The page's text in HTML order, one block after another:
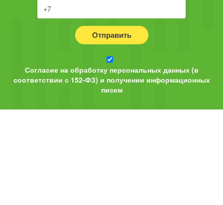
Отправить
Согласие на обработку персональных данных (в
соответствии с 152-ФЗ) и получении информационных
писем